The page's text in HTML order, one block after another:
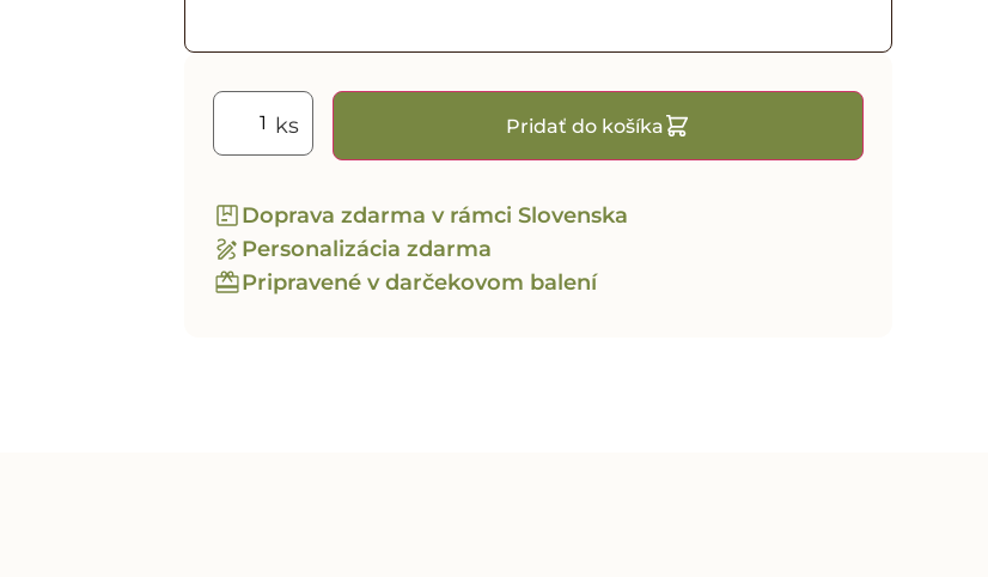
Pridať do košíka
Doprava zdarma v rámci Slovenska
Personalizácia zdarma
Pripravené v darčekovom balení